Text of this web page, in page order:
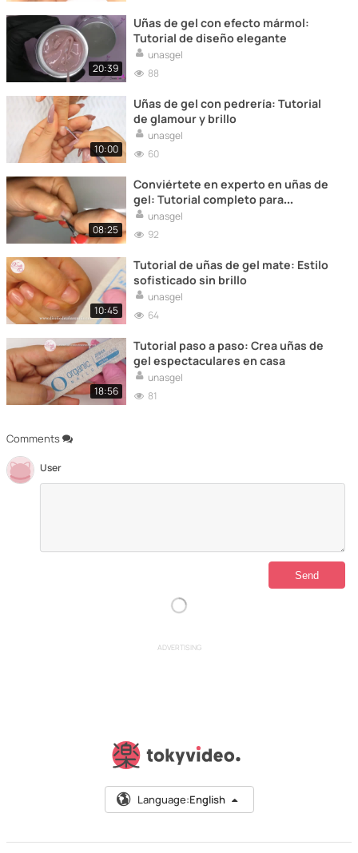
Comments
User
20:39
Uñas de gel con efecto mármol:
Tutorial de diseño elegante
unasgel
88
10:00
Uñas de gel con pedrería: Tutorial
de glamour y brillo
unasgel
60
08:25
Conviértete en experto en uñas de
gel: Tutorial completo para
principiantes
unasgel
92
10:45
Tutorial de uñas de gel mate: Estilo
sofisticado sin brillo
unasgel
64
18:56
Tutorial paso a paso: Crea uñas de
gel espectaculares en casa
unasgel
81
ADVERTISING
Language:English